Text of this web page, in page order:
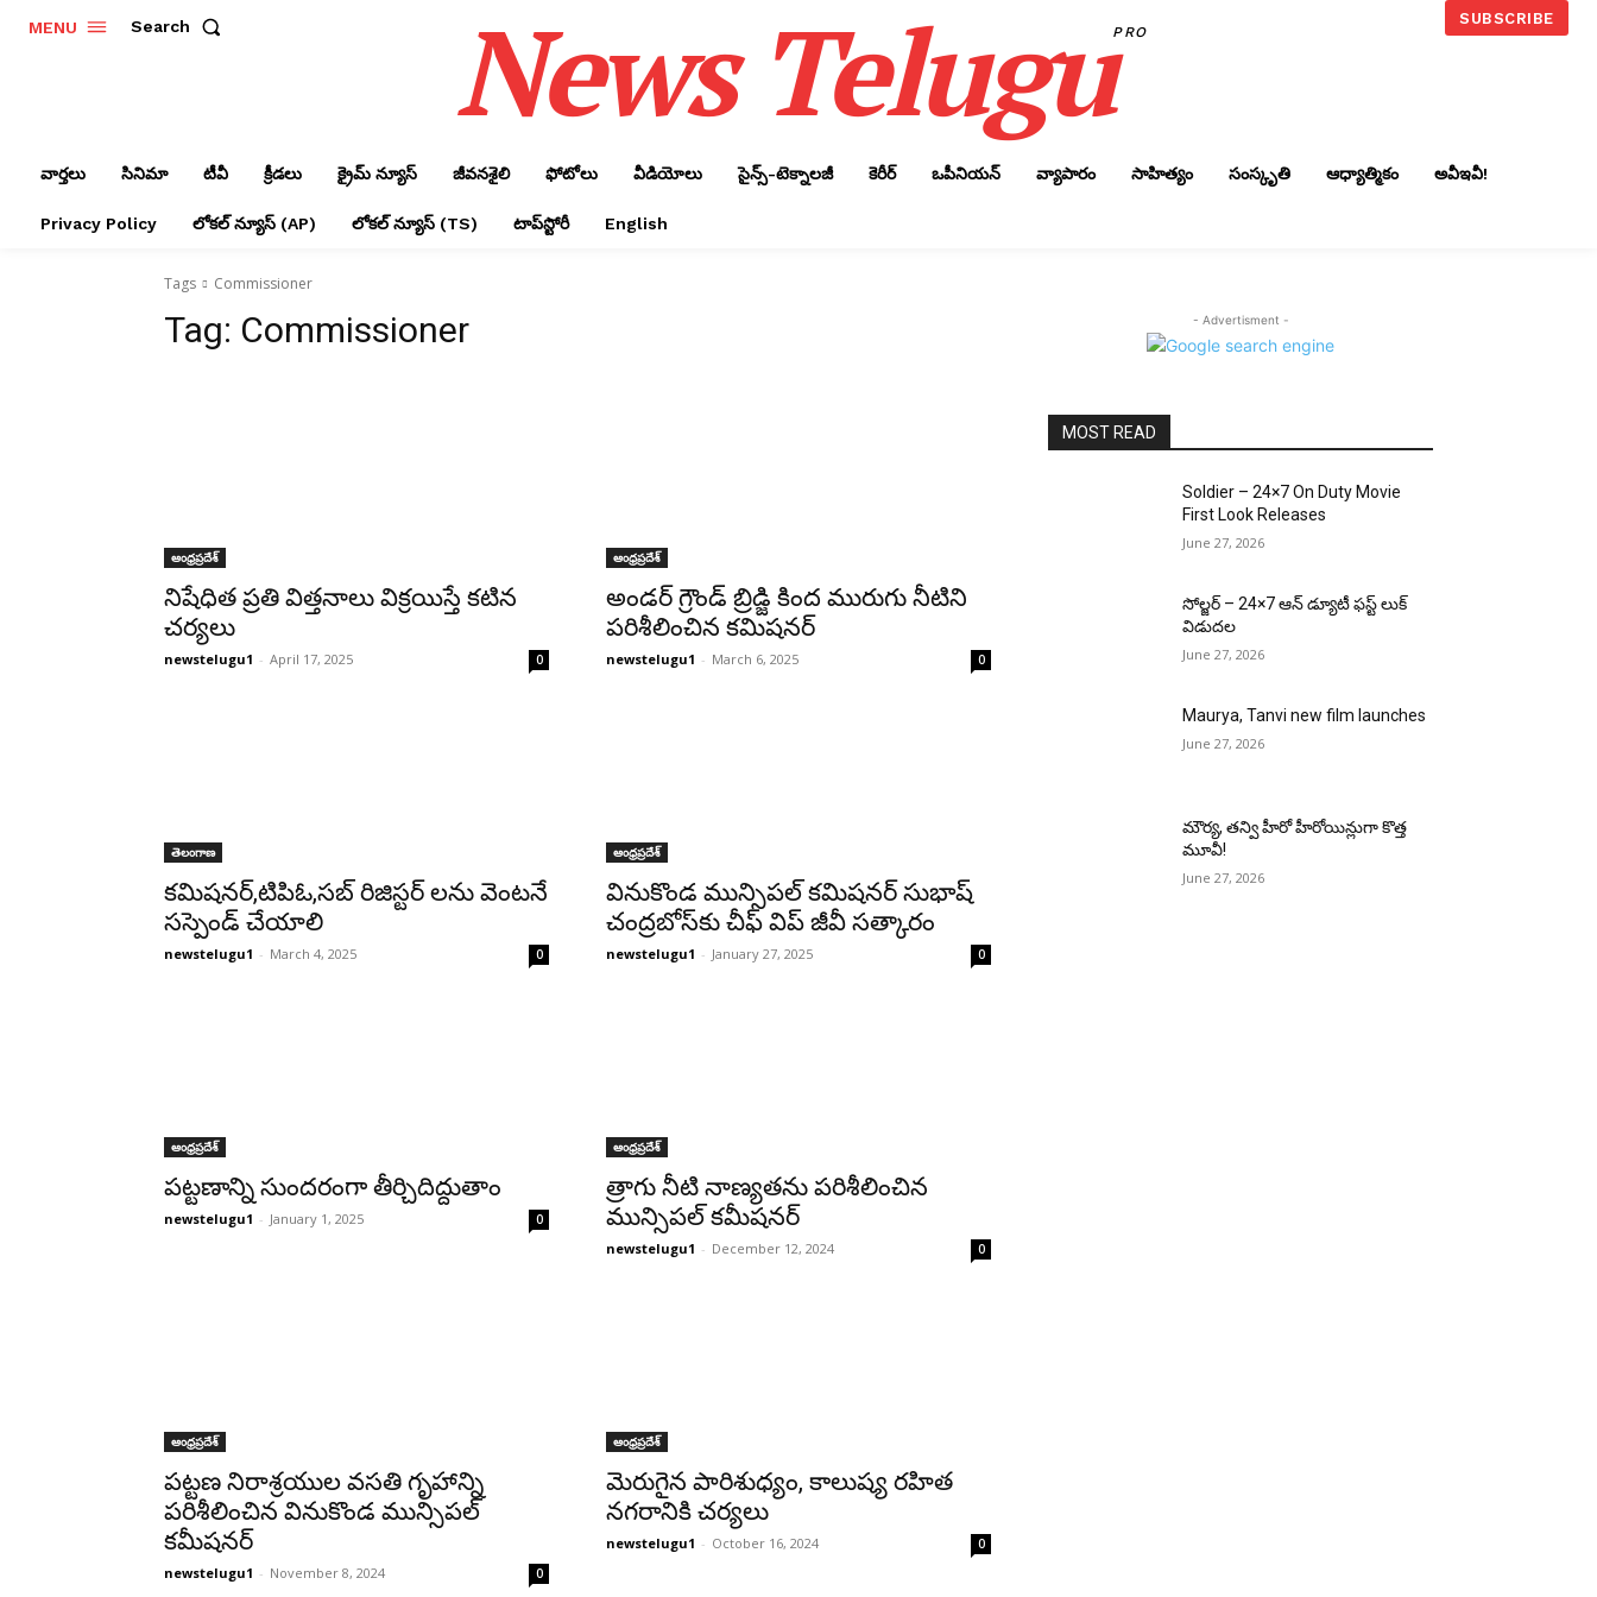
MENU Search News TeluguPRO
SUBSCRIBE
వార్తలు సినిమా టీవీ క్రీడలు క్రైమ్ న్యూస్‌ జీవనశైలి ఫోటోలు వీడియోలు సైన్స్‌-టెక్నాలజీ కెరీర్‌ ఒపీనియన్‌ వ్యాపారం సాహిత్యం సంస్కృతి ఆధ్యాత్మికం అవీఇవీ!
Privacy Policy లోక‌ల్ న్యూస్‌ (AP) లోక‌ల్ న్యూస్‌ (TS) టాప్‌స్టోరీ English
Tags Commissioner
Tag: Commissioner
ఆంధ్రప్రదేశ్‌
నిషేధిత ప్రతి విత్తనాలు విక్రయిస్తే కటిన
చర్యలు
newstelugu1 - April 17, 2025 0
ఆంధ్రప్రదేశ్‌
అండర్ గ్రౌండ్ బ్రిడ్జి కింద మురుగు నీటిని
పరిశీలించిన కమిషనర్
newstelugu1 - March 6, 2025 0
తెలంగాణ
కమిషనర్,టిపిఓ,సబ్ రిజిస్టర్ లను వెంటనే
సస్పెండ్ చేయాలి
newstelugu1 - March 4, 2025 0
ఆంధ్రప్రదేశ్‌
వినుకొండ మున్సిపల్ కమిషనర్‌ సుభాష్
చంద్రబోస్‌కు చీఫ్‌ విప్ జీవీ సత్కారం
newstelugu1 - January 27, 2025 0
ఆంధ్రప్రదేశ్‌
పట్టణాన్ని సుందరంగా తీర్చిదిద్దుతాం
newstelugu1 - January 1, 2025 0
ఆంధ్రప్రదేశ్‌
త్రాగు నీటి నాణ్యతను పరిశీలించిన
మున్సిపల్ కమీషనర్
newstelugu1 - December 12, 2024 0
ఆంధ్రప్రదేశ్‌
పట్టణ నిరాశ్రయుల వసతి గృహాన్ని
పరిశీలించిన వినుకొండ మున్సిపల్
కమీషనర్
newstelugu1 - November 8, 2024 0
ఆంధ్రప్రదేశ్‌
మెరుగైన పారిశుధ్యం, కాలుష్య రహిత
నగరానికి చర్యలు
newstelugu1 - October 16, 2024 0
- Advertisment -
MOST READ
Soldier – 24×7 On Duty Movie
First Look Releases
June 27, 2026
సోల్జర్ – 24×7 ఆన్ డ్యూటీ ఫస్ట్ లుక్
విడుదల
June 27, 2026
Maurya, Tanvi new film launches
June 27, 2026
మౌర్య‌, త‌న్వి హీరో హీరోయిన్లుగా కొత్త
మూవీ!
June 27, 2026